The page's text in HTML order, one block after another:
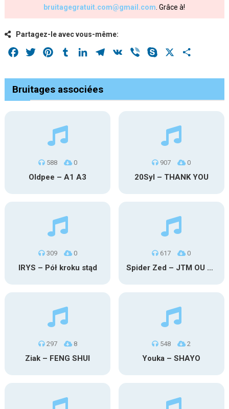
bruitagegratuit.com@gmail.com . Grâce à!
Partagez-le avec vous-même:
Facebook
Twitter PinterestTumblrLinkedInTelegram
VK Viber Skype
Bruitages associées
588 0
Oldpee – A1 A3
907 0
20Syl – THANK YOU
309 0
IRYS – Pół kroku stąd
617 0
Spider Zed – JTM OU TG
297 8
Ziak – FENG SHUI
548 2
Youka – SHAYO